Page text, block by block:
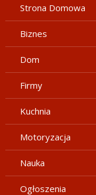
Strona Domowa
Biznes
Dom
Firmy
Kuchnia
Motoryzacja
Nauka
Ogłoszenia